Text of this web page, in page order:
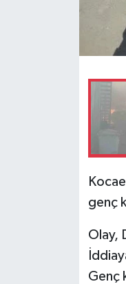
genç
Olay,
Genç